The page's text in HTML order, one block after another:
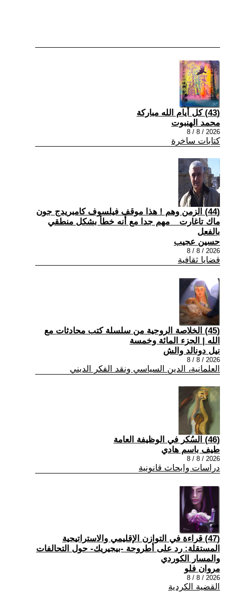
(43) كل أيام الله مباركة
محمد الهنبوت
2026 / 8 / 8
كتابات ساخرة
(44) الزمن وهم ! هذا موقف فيلسوف كامبريدج جون
ماك تاغارت _ مهم جدا مع أنه خطأ بشكل منطقي
بالفعل
حسين عجيب
2026 / 8 / 8
قضايا ثقافية
(45) الخلاصة الروحية من سلسلة كتب محادثات مع
الله | الجزء المائة وخمسة
نيل دونالد والش
2026 / 8 / 8
العلمانية، الدين السياسي ونقد الفكر الديني
(46) السُكر في الوظيفة العامة
طيف باسم هادي
2026 / 8 / 8
دراسات وابحاث قانونية
(47) قراءة في التوازن الإقليمي والاستراتيجية
المستقلة: رد على أطروحة -بيجيريك- حول التحالفات
والمسار الكوردي
مروان فلو
2026 / 8 / 8
القضية الكردية